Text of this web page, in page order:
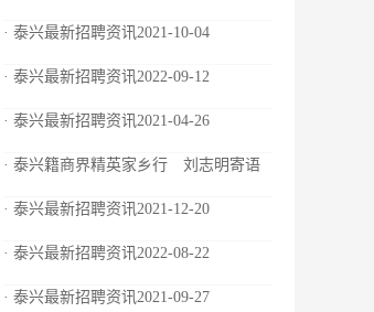
· 泰兴最新招聘资讯2021-10-04
· 泰兴最新招聘资讯2022-09-12
· 泰兴最新招聘资讯2021-04-26
· 泰兴籍商界精英家乡行 刘志明寄语
· 泰兴最新招聘资讯2021-12-20
· 泰兴最新招聘资讯2022-08-22
· 泰兴最新招聘资讯2021-09-27